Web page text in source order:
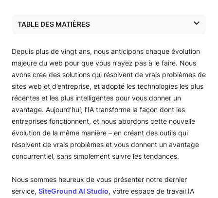
TABLE DES MATIÈRES
Que peut faire SiteGround AI Studio pour les petites et
moyennes entreprises ?
Comment commencer à utiliser AI Studio de SiteGround ?
Depuis plus de vingt ans, nous anticipons chaque évolution
majeure du web pour que vous n’ayez pas à le faire. Nous
avons créé des solutions qui résolvent de vrais problèmes de
sites web et d’entreprise, et adopté les technologies les plus
récentes et les plus intelligentes pour vous donner un
avantage. Aujourd’hui, l’IA transforme la façon dont les
entreprises fonctionnent, et nous abordons cette nouvelle
évolution de la même manière – en créant des outils qui
résolvent de vrais problèmes et vous donnent un avantage
concurrentiel, sans simplement suivre les tendances.
Nous sommes heureux de vous présenter notre dernier
service, SiteGround AI Studio, votre espace de travail IA